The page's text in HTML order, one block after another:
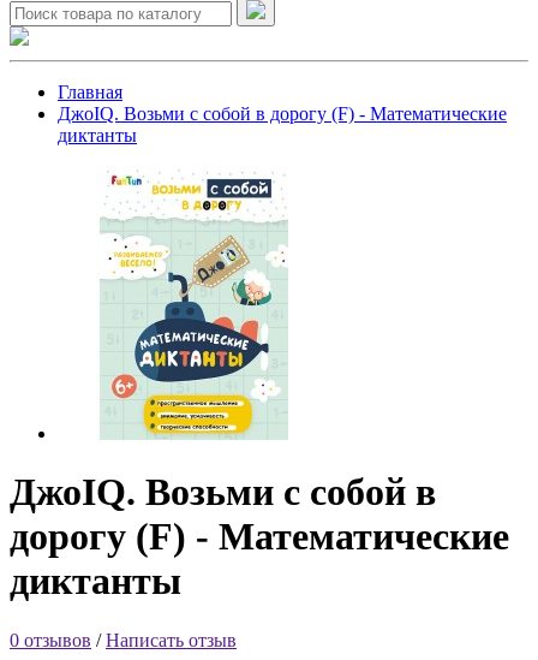
Главная
ДжоIQ. Возьми с собой в дорогу (F) - Математические
диктанты
ДжоIQ. Возьми с собой в
дорогу (F) - Математические
диктанты
0 отзывов /Написать отзыв